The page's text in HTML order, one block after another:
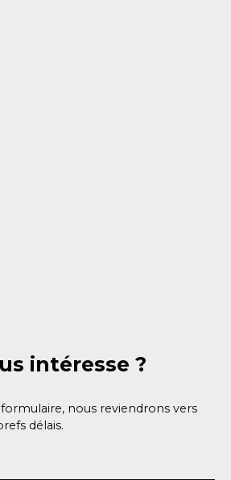
intéresse ?
nous reviendrons vers
délais.